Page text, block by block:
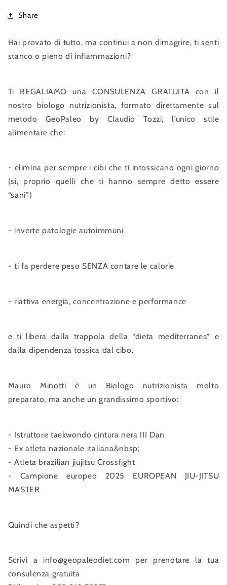
Share
Hai provato di tutto, ma continui a non dimagrire, ti senti
stanco o pieno di infiammazioni?
Ti REGALIAMO una CONSULENZA GRATUITA con il
nostro biologo nutrizionista, formato direttamente sul
metodo GeoPaleo by Claudio Tozzi, l’unico stile
alimentare che:
- elimina per sempre i cibi che ti intossicano ogni giorno
(sì, proprio quelli che ti hanno sempre detto essere
“sani”)
- inverte patologie autoimmuni
- ti fa perdere peso SENZA contare le calorie
- riattiva energia, concentrazione e performance
e ti libera dalla trappola della “dieta mediterranea” e
dalla dipendenza tossica dal cibo.
Mauro Minotti è un Biologo nutrizionista molto
preparato, ma anche un grandissimo sportivo:
- Istruttore taekwondo cintura nera III Dan
- Ex atleta nazionale italiana&nbsp;
- Atleta brazilian jiujitsu Crossfight
- Campione europeo 2025 EUROPEAN JIU-JITSU
MASTER
Quindi che aspetti?
Scrivi a info@geopaleodiet.com per prenotare la tua
consulenza gratuita